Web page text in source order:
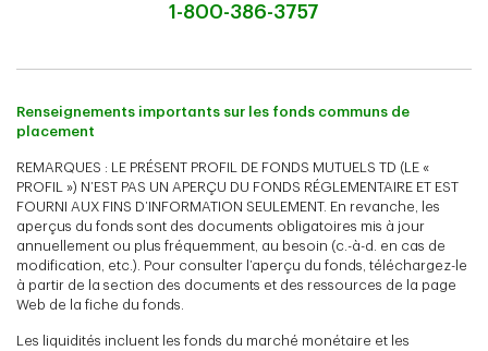
1-800-386-3757
Renseignements importants sur les fonds communs de
placement
REMARQUES : LE PRÉSENT PROFIL DE FONDS MUTUELS TD (LE «
PROFIL ») N’EST PAS UN APERÇU DU FONDS RÉGLEMENTAIRE ET EST
FOURNI AUX FINS D’INFORMATION SEULEMENT. En revanche, les
aperçus du fonds sont des documents obligatoires mis à jour
annuellement ou plus fréquemment, au besoin (c.-à-d. en cas de
modification, etc.). Pour consulter l’aperçu du fonds, téléchargez-le
à partir de la section des documents et des ressources de la page
Web de la fiche du fonds.
Les liquidités incluent les fonds du marché monétaire et les